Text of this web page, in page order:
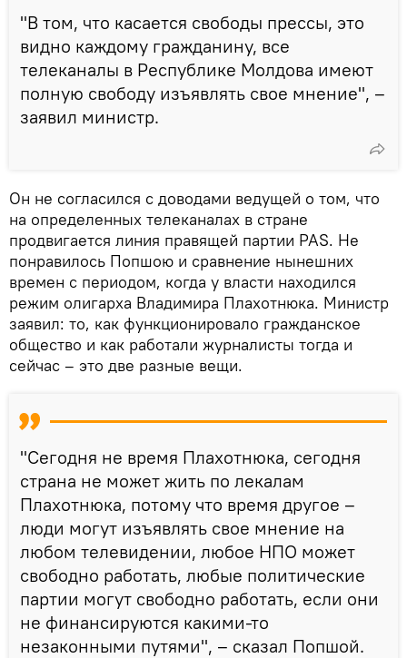
"В том, что касается свободы прессы, это
видно каждому гражданину, все
телеканалы в Республике Молдова имеют
полную свободу изъявлять свое мнение", –
заявил министр.
Он не согласился с доводами ведущей о том, что
на определенных телеканалах в стране
продвигается линия правящей партии PAS. Не
понравилось Попшою и сравнение нынешних
времен с периодом, когда у власти находился
режим олигарха Владимира Плахотнюка. Министр
заявил: то, как функционировало гражданское
общество и как работали журналисты тогда и
сейчас – это две разные вещи.
"Сегодня не время Плахотнюка, сегодня
страна не может жить по лекалам
Плахотнюка, потому что время другое –
люди могут изъявлять свое мнение на
любом телевидении, любое НПО может
свободно работать, любые политические
партии могут свободно работать, если они
не финансируются какими-то
незаконными путями", – сказал Попшой.